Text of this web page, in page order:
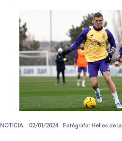
NOTICIA. 02/01/2024 Fotógrafo: Helios de